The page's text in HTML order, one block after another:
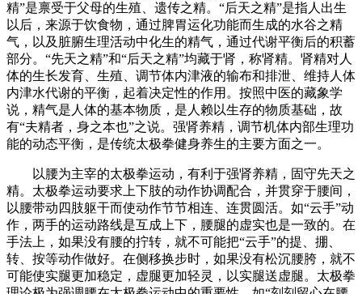
精”是禀受于父母的生殖、遗传之精。“后天之精”是指人出生
以后，来源于饮食物，通过脾胃运化功能而生成的水谷之精
气，以及脏腑生理活动中化生的精气，通过代谢平衡后的积蓄
部分。“先天之精”和“后天之精”均藏于肾，称肾精。肾精对人
体的生长发育、生殖、调节体内津液的输布和排泄、维持人体
内津水代谢的平衡，起着决定性的作用。按照中医的藏象学
说，精气是人体的基本物质，是人赖以生存的物质基础，故
有“夫精者，身之本也”之说。强肾养精，调节机体内部生理功
能的动态平衡，是传统太极拳健身养生的主要方面之一。
以腰为主宰的太极拳运动，有利于强肾养精，固守先天之
精。太极拳运动要求上下肢的动作协调配合，并贯穿于腰间，
以腰带动四肢躯干而使动作节节相连、连贯圆活。如“云手”动
作，两手的运动路线是互成上下，腰腿的虚实也是一致的。在
手法上，如果没有腰的拧转，就不可能把“云手”的提、掤、
转、按等动作做好。在侧移换步时，如果没有松沉腰胯，就不
可能使实腿更加稳定，虚腿更加轻灵，以实腿送虚腿。太极拳